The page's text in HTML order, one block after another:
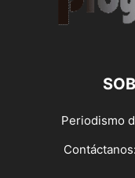
Periodismo
Contáctanos: